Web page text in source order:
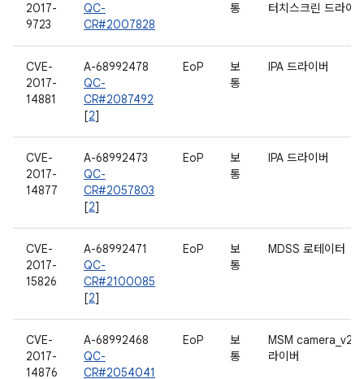
2017-
9723
QC-
CR#2007828
통
터치스크린 드라이
CVE-
2017-
14881
A-68992478
QC-
CR#2087492
[2]
EoP
보
통
IPA 드라이버
CVE-
2017-
14877
A-68992473
QC-
CR#2057803
[2]
EoP
보
통
IPA 드라이버
CVE-
2017-
15826
A-68992471
QC-
CR#2100085
[2]
EoP
보
통
MDSS 로테이터
CVE-
2017-
14876
A-68992468
QC-
CR#2054041
EoP
보
통
MSM camera_v2
라이버